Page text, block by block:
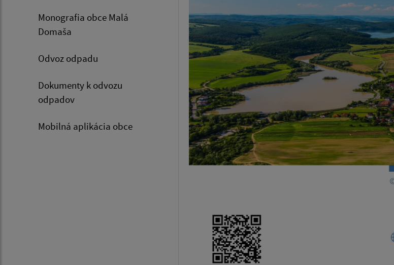
Monografia obce Malá
Domaša
Odvoz odpadu
Dokumenty k odvozu
odpadov
Mobilná aplikácia obce